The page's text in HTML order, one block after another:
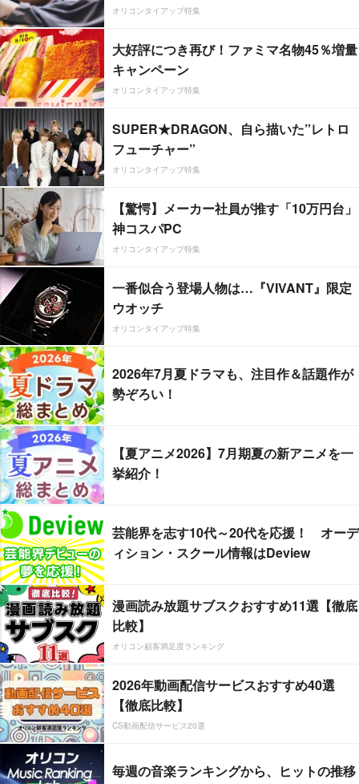
オリコンタイアップ特集
大好評につき再び！ファミマ名物45％増量
キャンペーン
オリコンタイアップ特集
SUPER★DRAGON、自ら描いた”レトロ
フューチャー”
オリコンタイアップ特集
【驚愕】メーカー社員が推す「10万円台」
神コスパPC
オリコンタイアップ特集
一番似合う登場人物は…『VIVANT』限定
ウオッチ
オリコンタイアップ特集
2026年7月夏ドラマも、注目作＆話題作が
勢ぞろい！
【夏アニメ2026】7月期夏の新アニメを一
挙紹介！
芸能界を志す10代～20代を応援！ オーデ
ィション・スクール情報はDeview
漫画読み放題サブスクおすすめ11選【徹底
比較】
オリコン顧客満足度ランキング
2026年動画配信サービスおすすめ40選
【徹底比較】
CS動画配信サービス20選
毎週の音楽ランキングから、ヒットの推移